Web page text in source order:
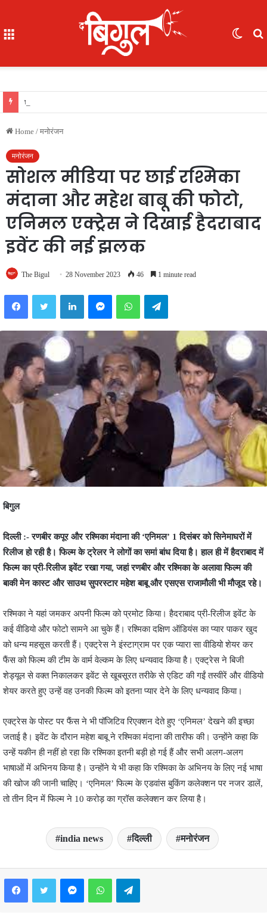
Home / मनोरंजन
मनोरंजन
सोशल मीडिया पर छाई रश्मिका
मंदाना और महेश बाबू की फोटो,
एनिमल एक्ट्रेस ने दिखाई हैदराबाद
इवेंट की नई झलक
The Bigul 28 November 2023 46 1 minute read
FacebookTwitter LinkedInMessengerWhatsAppTelegram
बिगुल
दिल्ली :- रणबीर कपूर और रश्मिका मंदाना की ‘एनिमल’ 1 दिसंबर को सिनेमाघरों में
रिलीज हो रही है। फिल्म के ट्रेलर ने लोगों का समां बांध दिया है। हाल ही में हैदराबाद में
फिल्म का प्री-रिलीज इवेंट रखा गया, जहां रणबीर और रश्मिका के अलावा फिल्म की
बाकी मेन कास्ट और साउथ सुपरस्टार महेश बाबू और एसएस राजामौली भी मौजूद रहे।
रश्मिका ने यहां जमकर अपनी फिल्म को प्रमोट किया। हैदराबाद प्री-रिलीज इवेंट के
कई वीडियो और फोटो सामने आ चुके हैं। रश्मिका दक्षिण ऑडियंस का प्यार पाकर खुद
को धन्य महसूस करती हैं। एक्ट्रेस ने इंस्टाग्राम पर एक प्यारा सा वीडियो शेयर कर
फैंस को फिल्म की टीम के वार्म वेल्कम के लिए धन्यवाद किया है। एक्ट्रेस ने बिजी
शेड्यूल से वक्त निकालकर इवेंट से खूबसूरत तरीके से एडिट की गईं तस्वीरें और वीडियो
शेयर करते हुए उन्हें वह उनकी फिल्म को इतना प्यार देने के लिए धन्यवाद किया।
एक्ट्रेस के पोस्ट पर फैंस ने भी पॉजिटिव रिएक्शन देते हुए ‘एनिमल’ देखने की इच्छा
जताई है। इवेंट के दौरान महेश बाबू ने रश्मिका मंदाना की तारीफ की। उन्होंने कहा कि
उन्हें यकीन ही नहीं हो रहा कि रश्मिका इतनी बड़ी हो गई हैं और सभी अलग-अलग
भाषाओं में अभिनय किया है। उन्होंने ये भी कहा कि रश्मिका के अभिनय के लिए नई भाषा
की खोज की जानी चाहिए। ‘एनिमल’ फिल्म के एडवांस बुकिंग कलेक्शन पर नजर डालें,
तो तीन दिन में फिल्म ने 10 करोड़ का ग्रॉस कलेक्शन कर लिया है।
india news दिल्ली मनोरंजन
FacebookTwitter MessengerWhatsAppTelegram